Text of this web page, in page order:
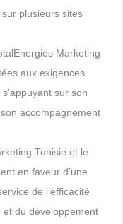
plusieurs sites
Marketing
aux exigences
sur son
accompagnement
Tunisie et le
en faveur d’une
de l’efficacité
du développement